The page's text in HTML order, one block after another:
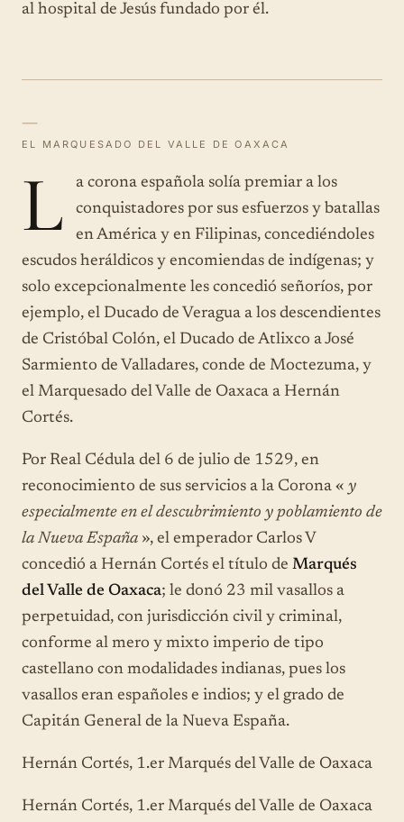
al hospital de Jesús fundado por él.
—
EL MARQUESADO DEL VALLE DE OAXACA
L
a corona española solía premiar a los
conquistadores por sus esfuerzos y batallas
en América y en Filipinas, concediéndoles
escudos heráldicos y encomiendas de indígenas; y
solo excepcionalmente les concedió señoríos, por
ejemplo, el Ducado de Veragua a los descendientes
de Cristóbal Colón, el Ducado de Atlixco a José
Sarmiento de Valladares, conde de Moctezuma, y
el Marquesado del Valle de Oaxaca a Hernán
Cortés.
Por Real Cédula del 6 de julio de 1529, en
reconocimiento de sus servicios a la Corona « y
especialmente en el descubrimiento y poblamiento de
la Nueva España », el emperador Carlos V
concedió a Hernán Cortés el título de Marqués
del Valle de Oaxaca; le donó 23 mil vasallos a
perpetuidad, con jurisdicción civil y criminal,
conforme al mero y mixto imperio de tipo
castellano con modalidades indianas, pues los
vasallos eran españoles e indios; y el grado de
Capitán General de la Nueva España.
Hernán Cortés, 1.er Marqués del Valle de Oaxaca
Hernán Cortés, 1.er Marqués del Valle de Oaxaca